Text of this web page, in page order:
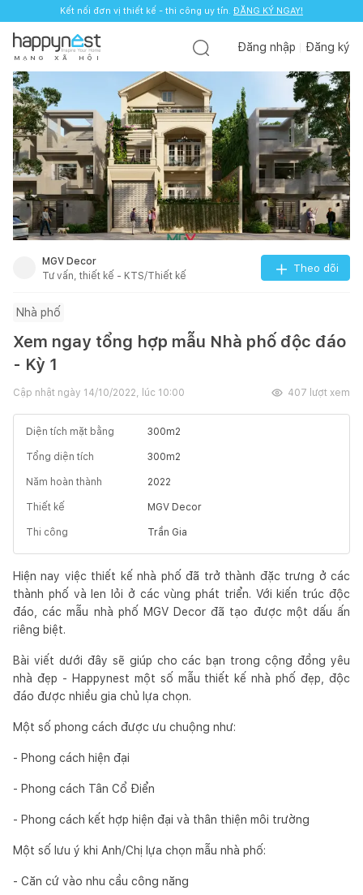
Kết nối đơn vị thiết kế - thi công uy tín. ĐĂNG KÝ NGAY!
M Ạ N G X Ã H Ộ I
Đăng nhập Đăng ký
MGV Decor
Tư vấn, thiết kế - KTS/Thiết kế
Theo dõi
Nhà phố
Xem ngay tổng hợp mẫu Nhà phố độc đáo
- Kỳ 1
Cập nhật ngày 14/10/2022, lúc 10:00 407 lượt xem
Diện tích mặt bằng 300m2
Tổng diện tích 300m2
Năm hoàn thành 2022
Thiết kế MGV Decor
Thi công Trần Gia
Hiện nay việc thiết kế nhà phố đã trở thành đặc trưng ở các
thành phố và len lỏi ở các vùng phát triển. Với kiến trúc độc
đáo, các mẫu nhà phố MGV Decor đã tạo được một dấu ấn
riêng biệt.
Bài viết dưới đây sẽ giúp cho các bạn trong cộng đồng yêu
nhà đẹp - Happynest một số mẫu thiết kế nhà phố đẹp, độc
đáo được nhiều gia chủ lựa chọn.
Một số phong cách được ưu chuộng như:
- Phong cách hiện đại
- Phong cách Tân Cổ Điển
- Phong cách kết hợp hiện đại và thân thiện môi trường
Một số lưu ý khi Anh/Chị lựa chọn mẫu nhà phố:
- Căn cứ vào nhu cầu công năng